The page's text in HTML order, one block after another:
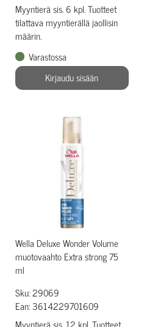
Myyntierä sis. 6 kpl. Tuotteet
tilattava myyntierällä jaollisin
määrin.
Varastossa
Kirjaudu sisään
Wella Deluxe Wonder Volume
muotovaahto Extra strong 75
ml
Sku: 29069
Ean: 3614229701609